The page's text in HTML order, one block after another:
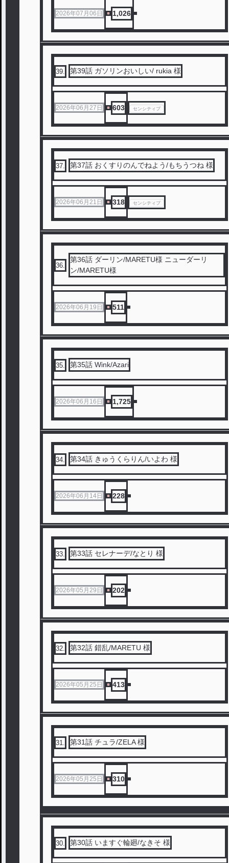
2026年07月06日 1,026
39 第39話 ガソリンおいしい/ rukia 様
2026年06月27日 603 センシティブ
37 第37話 おくすりのんでねよう/もちうつね 様
2026年06月21日 318 センシティブ
36.
第36話 ダーリン/MARETU様 ニューダーリ
ン/MARETU様
2026年06月19日 511
35 第35話 Wink/Azari
2026年06月16日 1,725
34 第34話 きゅうくらりん/いよわ 様
2026年06月14日 228
33 第33話 セレナーデ/なとり 様
2026年05月29日 202
32 第32話 錯乱/MARETU 様
2026年05月25日 413
31 第31話 チュラ/ZELA 様
2026年05月25日 310
30 第30話 いますぐ輪廻/なきそ 様